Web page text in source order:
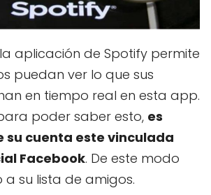
aplicación de Spotify permite
puedan ver lo que sus
en tiempo real en esta app.
poder saber esto, es
su cuenta este vinculada
Facebook. De este modo
su lista de amigos.